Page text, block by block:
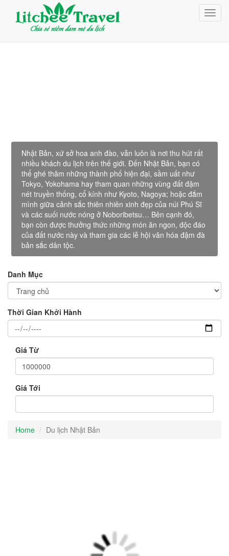
Giỏ Hàng (0)
Đăng nhập
Đăng ký
Nhật Bản, xứ sở hoa anh đào, vẫn luôn là nơi thu hút rất
nhiều khách du lịch trên thế giới. Đến Nhật Bản, bạn có
thể ghé thăm những thành phố hiện đại, sầm uất như
Tokyo, Yokohama hay tham quan những vùng đất đậm
nét truyền thống, cổ kính như Kyoto, Nagoya; hoặc đắm
mình giữa cảnh sắc thiên nhiên xinh đẹp của núi Phú Sĩ
và các suối nước nóng ở Noboribetsu… Bên cạnh đó,
bạn còn được thưởng thức những món ăn ngon, độc đáo
của đất nước này và tham gia các lễ hội văn hóa đậm đà
bản sắc dân tộc.
Danh Mục
Thời Gian Khởi Hành
Giá Từ
Giá Tới
Home Du lịch Nhật Bản